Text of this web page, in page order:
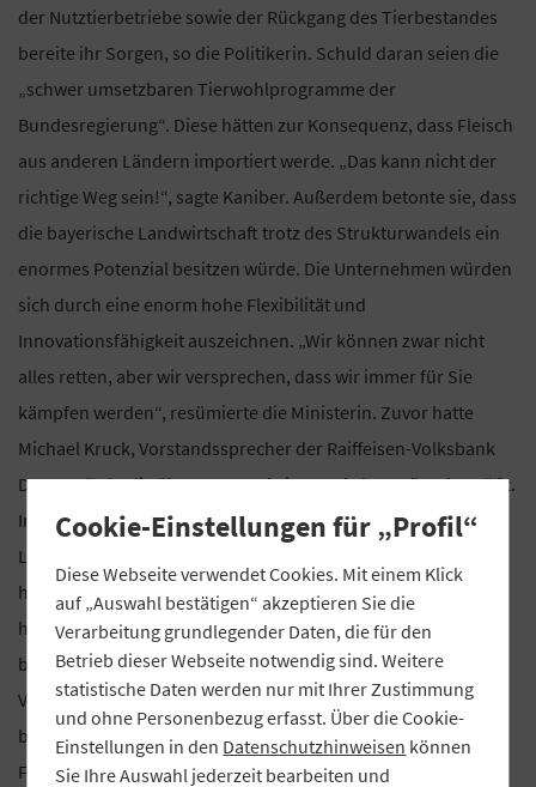
der Nutztierbetriebe sowie der Rückgang des Tierbestandes
bereite ihr Sorgen, so die Politikerin. Schuld daran seien die
„schwer umsetzbaren Tierwohlprogramme der
Bundesregierung“. Diese hätten zur Konsequenz, dass Fleisch
aus anderen Ländern importiert werde. „Das kann nicht der
richtige Weg sein!“, sagte Kaniber. Außerdem betonte sie, dass
die bayerische Landwirtschaft trotz des Strukturwandels ein
enormes Potenzial besitzen würde. Die Unternehmen würden
sich durch eine enorm hohe Flexibilität und
Innovationsfähigkeit auszeichnen. „Wir können zwar nicht
alles retten, aber wir versprechen, dass wir immer für Sie
kämpfen werden“, resümierte die Ministerin. Zuvor hatte
Michael Kruck, Vorstandssprecher der Raiffeisen-Volksbank
Donauwörth, die über 200 Landwirte und Ehrengäste begrüßt.
In seiner Rede stellte er die immense Bedeutung der
Landwirte für eine zuverlässige Lebensmittelversorgung
heraus. „Ein Land wie Deutschland muss sich selbst mit
hochwertigen Produkten versorgen können, und hierfür
brauchen wir unsere heimische Landwirtschaft“, sagte der
Vorstandssprecher. Die Raiffeisen-Volksbank Donauwörth
begleite die heimischen Agrarbetriebe in allen
Finanzangelegenheiten, betonte Kruck.
Cookie-Einstellungen für „Profil“
Diese Webseite verwendet Cookies. Mit einem Klick
auf „Auswahl bestätigen“ akzeptieren Sie die
Verarbeitung grundlegender Daten, die für den
Betrieb dieser Webseite notwendig sind. Weitere
statistische Daten werden nur mit Ihrer Zustimmung
und ohne Personenbezug erfasst. Über die Cookie-
Einstellungen in den Datenschutzhinweisen können
Sie Ihre Auswahl jederzeit bearbeiten und